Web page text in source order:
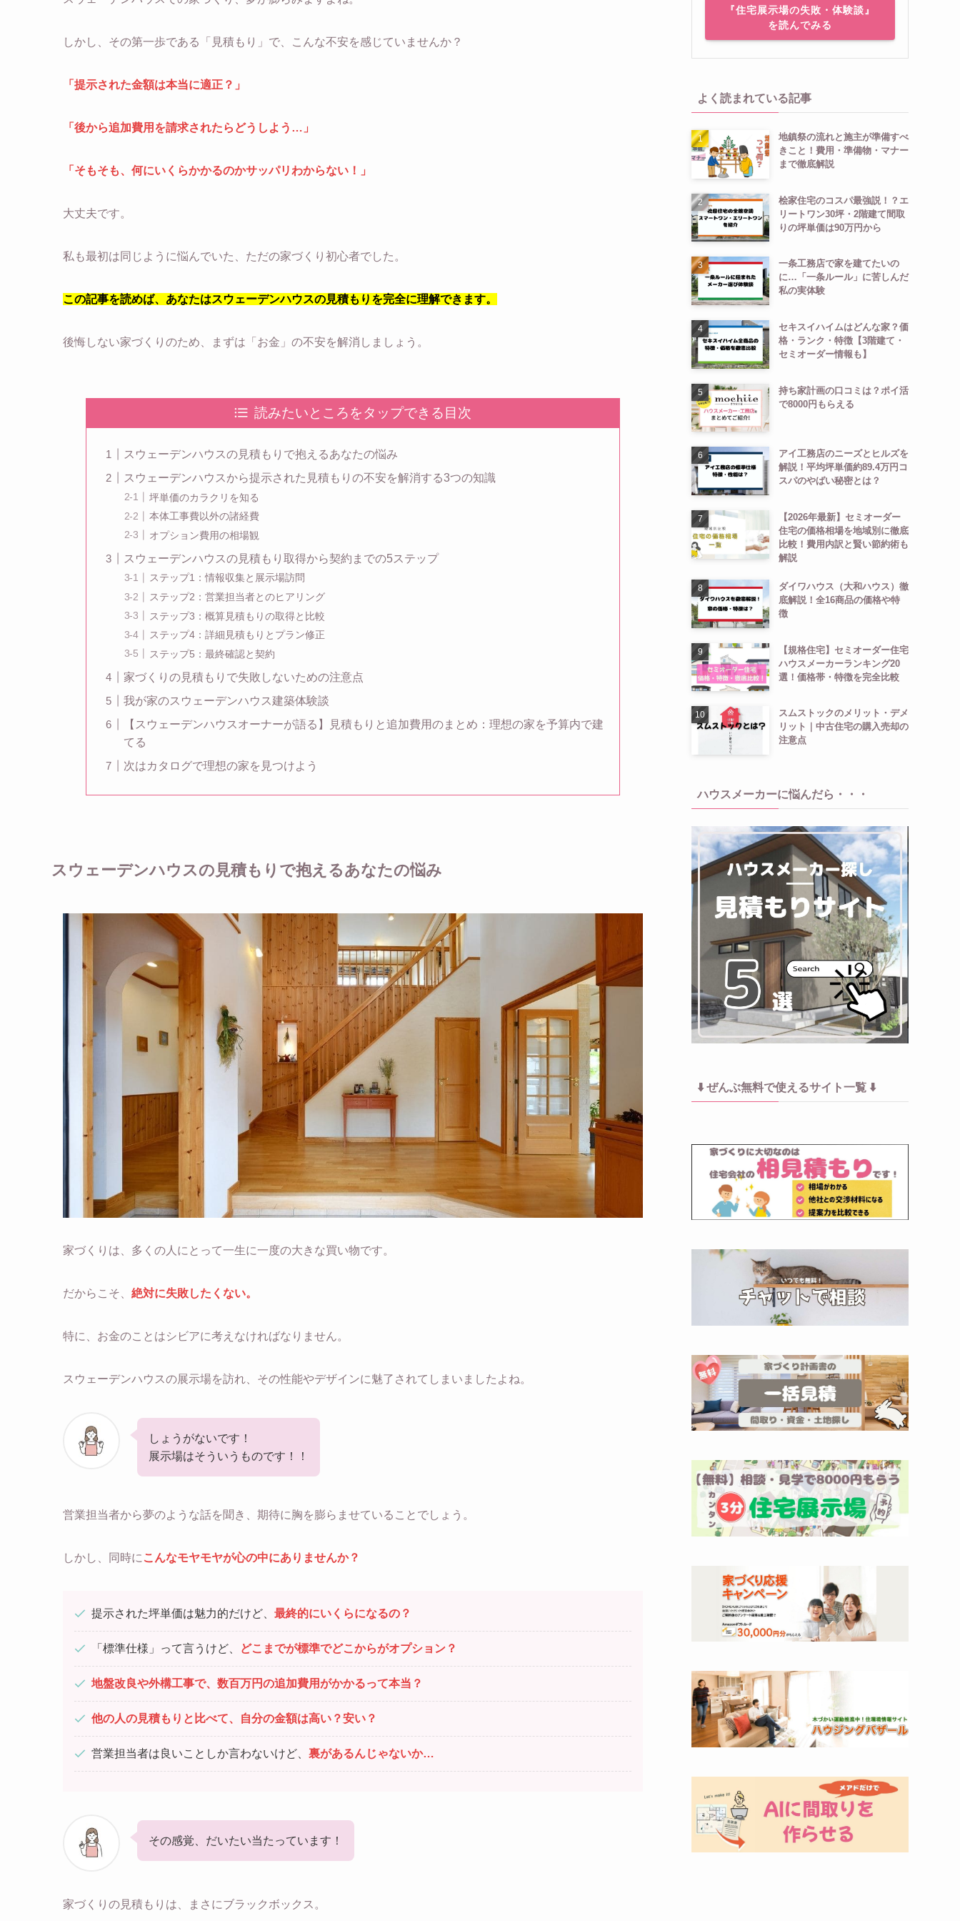
しかし、その第一歩である「見積もり」で、こんな不安を感じていませんか？
「提示された金額は本当に適正？」
「後から追加費用を請求されたらどうしよう…」
「そもそも、何にいくらかかるのかサッパリわからない！」
大丈夫です。
私も最初は同じように悩んでいた、ただの家づくり初心者でした。
この記事を読めば、あなたはスウェーデンハウスの見積もりを完全に理解できます。
後悔しない家づくりのため、まずは「お金」の不安を解消しましょう。
読みたいところをタップできる目次
スウェーデンハウスの見積もりで抱えるあなたの悩み
スウェーデンハウスから提示された見積もりの不安を解消する3つの知識
坪単価のカラクリを知る
本体工事費以外の諸経費
オプション費用の相場観
スウェーデンハウスの見積もり取得から契約までの5ステップ
ステップ1：情報収集と展示場訪問
ステップ2：営業担当者とのヒアリング
ステップ3：概算見積もりの取得と比較
ステップ4：詳細見積もりとプラン修正
ステップ5：最終確認と契約
家づくりの見積もりで失敗しないための注意点
我が家のスウェーデンハウス建築体験談
【スウェーデンハウスオーナーが語る】見積もりと追加費用のまとめ：理想の家を予算内で建
てる
次はカタログで理想の家を見つけよう
スウェーデンハウスの見積もりで抱えるあなたの悩み
家づくりは、多くの人にとって一生に一度の大きな買い物です。
だからこそ、 絶対に失敗したくない。
特に、お金のことはシビアに考えなければなりません。
スウェーデンハウスの展示場を訪れ、その性能やデザインに魅了されてしまいましたよね。
しょうがないです！
展示場はそういうものです！！
営業担当者から夢のような話を聞き、期待に胸を膨らませていることでしょう。
しかし、同時に こんなモヤモヤが心の中にありませんか？
提示された坪単価は魅力的だけど、 最終的にいくらになるの？
「標準仕様」って言うけど、 どこまでが標準でどこからがオプション？
地盤改良や外構工事で、数百万円の追加費用がかかるって本当？
他の人の見積もりと比べて、自分の金額は高い？安い？
営業担当者は良いことしか言わないけど、 裏があるんじゃないか…
その感覚、だいたい当たっています！
家づくりの見積もりは、まさにブラックボックス。
『住宅展示場の失敗・体験談』
を読んでみる
よく読まれている記事
地鎮祭の流れと施主が準備すべ
きこと！費用・準備物・マナー
まで徹底解説
桧家住宅のコスパ最強説！？エ
リートワン30坪・2階建て間取
りの坪単価は90万円から
一条工務店で家を建てたいの
に…「一条ルール」に苦しんだ
私の実体験
セキスイハイムはどんな家？価
格・ランク・特徴【3階建て・
セミオーダー情報も】
持ち家計画の口コミは？ポイ活
で8000円もらえる
アイ工務店のニーズとヒルズを
解説！平均坪単価約89.4万円コ
スパのやばい秘密とは？
【2026年最新】セミオーダー
住宅の価格相場を地域別に徹底
比較！費用内訳と賢い節約術も
解説
ダイワハウス（大和ハウス）徹
底解説！全16商品の価格や特
徴
【規格住宅】セミオーダー住宅
ハウスメーカーランキング20
選！価格帯・特徴を完全比較
スムストックのメリット・デメ
リット｜中古住宅の購入売却の
注意点
ハウスメーカーに悩んだら・・・
⬇️ ぜんぶ無料で使えるサイト一覧 ⬇️